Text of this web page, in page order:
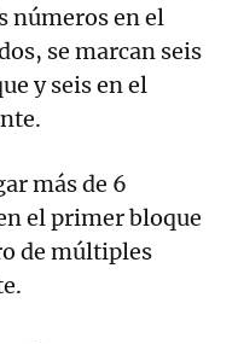
números en el
se marcan seis
y seis en el
más de 6
el primer bloque
de múltiples